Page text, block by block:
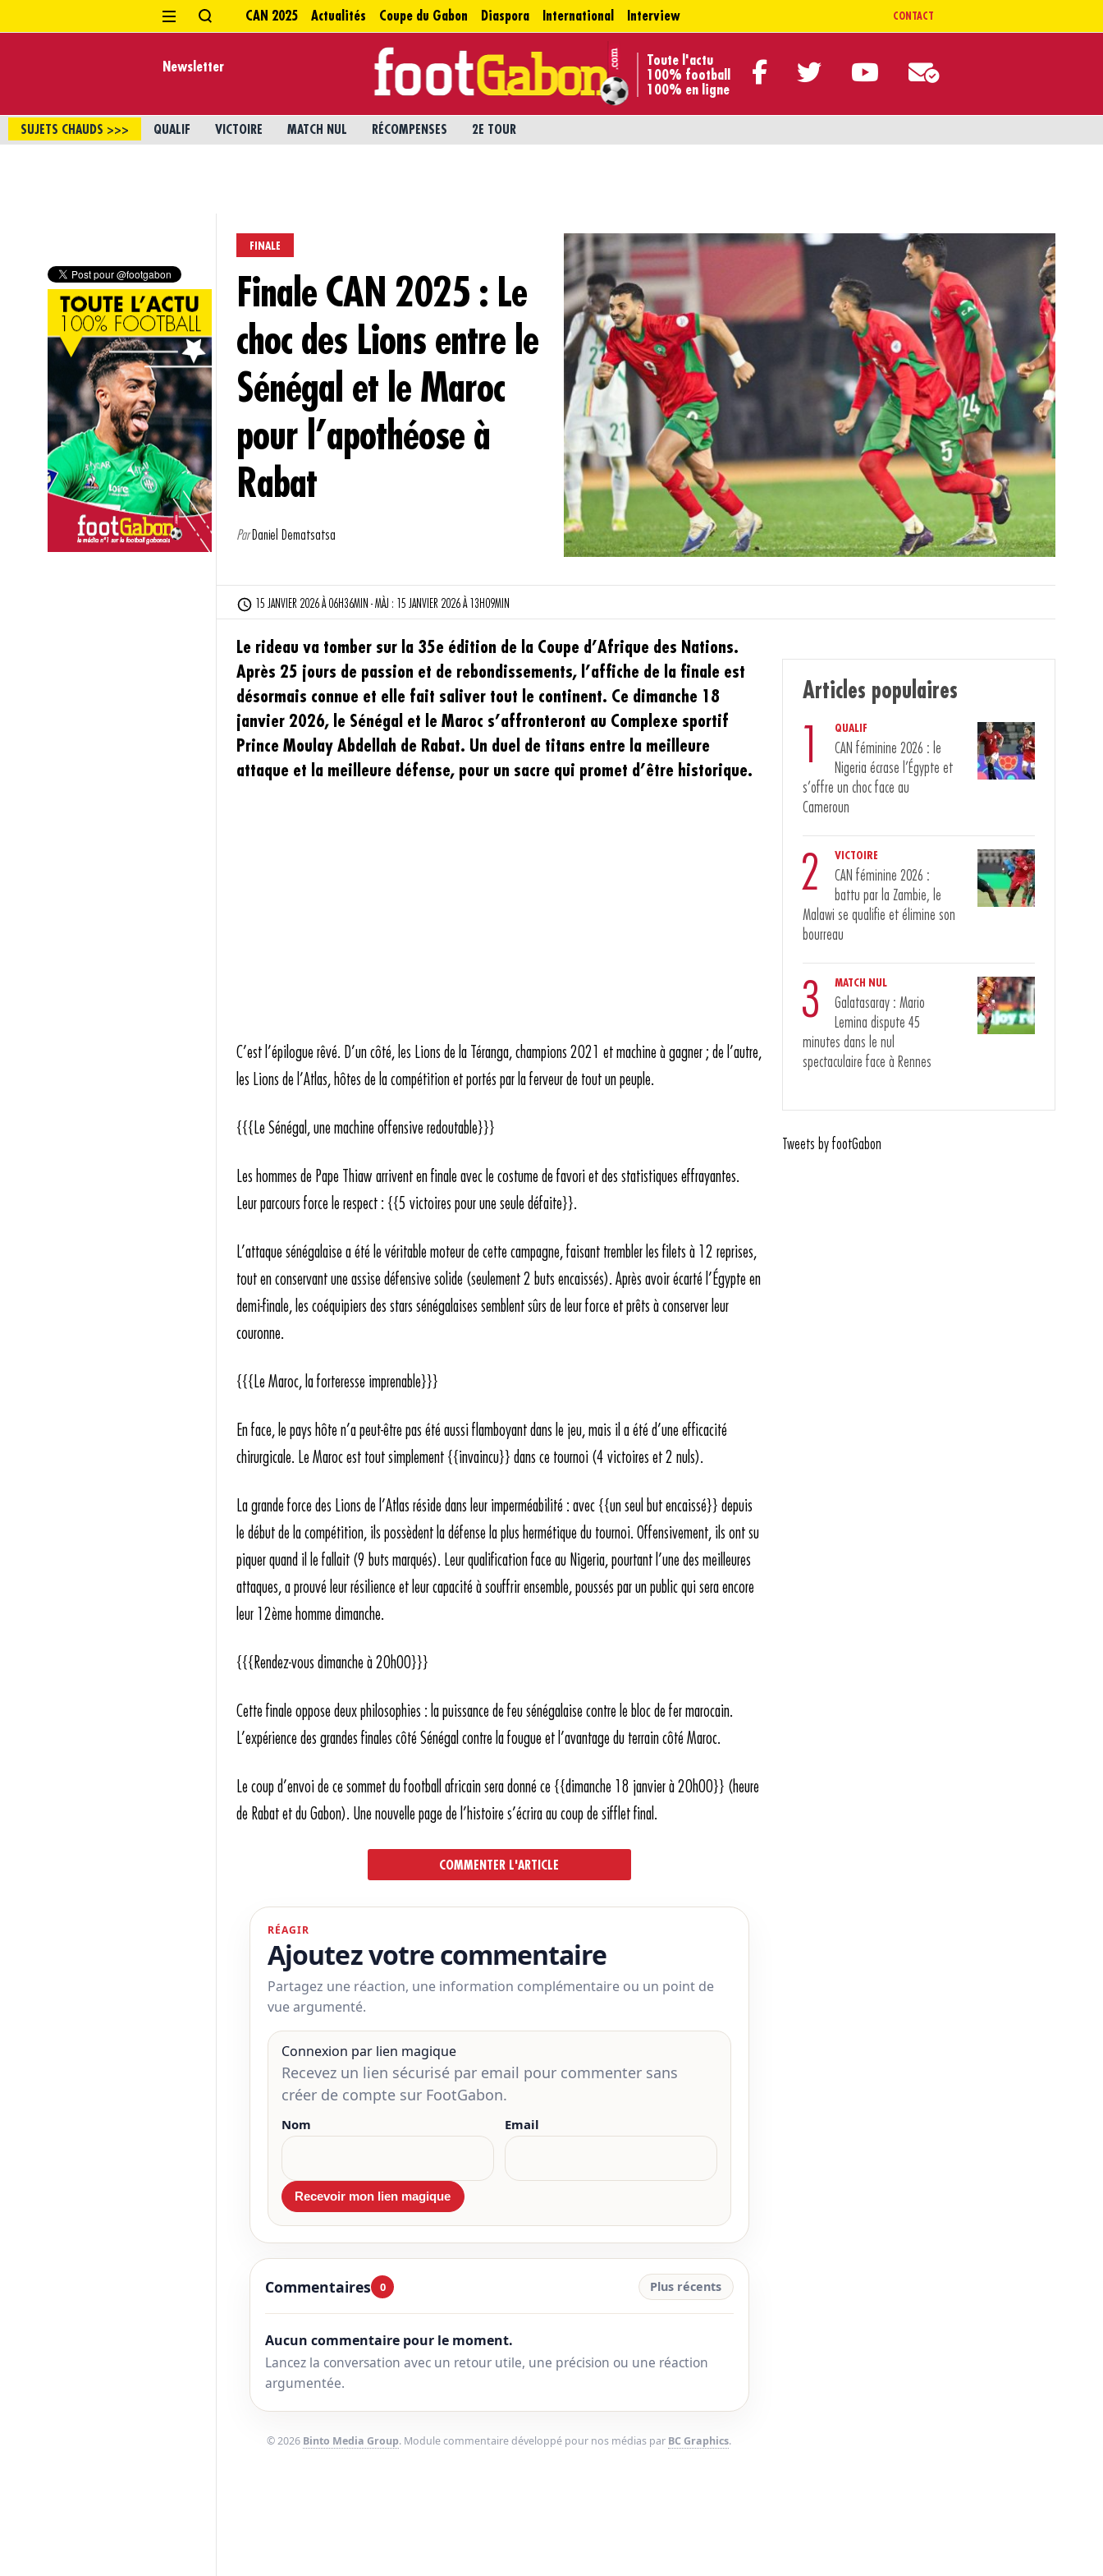
CAN 2025 Actualités Coupe du Gabon Diaspora International Interview CONTACT
Newsletter
Toute l'actu
100% football
100% en ligne
SUJETS CHAUDS >>> QUALIF VICTOIRE MATCH NUL RÉCOMPENSES 2E TOUR
FINALE
Finale CAN 2025 : Le
choc des Lions entre le
Sénégal et le Maroc
pour l’apothéose à
Rabat
Par Daniel Dematsatsa
15 JANVIER 2026 À 06H36MIN - MÀJ : 15 JANVIER 2026 À 13H09MIN
Le rideau va tomber sur la 35e édition de la Coupe d’Afrique des Nations.
Après 25 jours de passion et de rebondissements, l’affiche de la finale est
désormais connue et elle fait saliver tout le continent. Ce dimanche 18
janvier 2026, le Sénégal et le Maroc s’affronteront au Complexe sportif
Prince Moulay Abdellah de Rabat. Un duel de titans entre la meilleure
attaque et la meilleure défense, pour un sacre qui promet d’être historique.
C’est l’épilogue rêvé. D’un côté, les Lions de la Téranga, champions 2021 et machine à gagner ; de l’autre,
les Lions de l’Atlas, hôtes de la compétition et portés par la ferveur de tout un peuple.
{{{Le Sénégal, une machine offensive redoutable}}}
Les hommes de Pape Thiaw arrivent en finale avec le costume de favori et des statistiques effrayantes.
Leur parcours force le respect : {{5 victoires pour une seule défaite}}.
L’attaque sénégalaise a été le véritable moteur de cette campagne, faisant trembler les filets à 12 reprises,
tout en conservant une assise défensive solide (seulement 2 buts encaissés). Après avoir écarté l’Égypte en
demi-finale, les coéquipiers des stars sénégalaises semblent sûrs de leur force et prêts à conserver leur
couronne.
{{{Le Maroc, la forteresse imprenable}}}
En face, le pays hôte n’a peut-être pas été aussi flamboyant dans le jeu, mais il a été d’une efficacité
chirurgicale. Le Maroc est tout simplement {{invaincu}} dans ce tournoi (4 victoires et 2 nuls).
La grande force des Lions de l’Atlas réside dans leur imperméabilité : avec {{un seul but encaissé}} depuis
le début de la compétition, ils possèdent la défense la plus hermétique du tournoi. Offensivement, ils ont su
piquer quand il le fallait (9 buts marqués). Leur qualification face au Nigeria, pourtant l’une des meilleures
attaques, a prouvé leur résilience et leur capacité à souffrir ensemble, poussés par un public qui sera encore
leur 12ème homme dimanche.
{{{Rendez-vous dimanche à 20h00}}}
Cette finale oppose deux philosophies : la puissance de feu sénégalaise contre le bloc de fer marocain.
L’expérience des grandes finales côté Sénégal contre la fougue et l’avantage du terrain côté Maroc.
Le coup d’envoi de ce sommet du football africain sera donné ce {{dimanche 18 janvier à 20h00}} (heure
de Rabat et du Gabon). Une nouvelle page de l’histoire s’écrira au coup de sifflet final.
COMMENTER L'ARTICLE
RÉAGIR
Ajoutez votre commentaire
Partagez une réaction, une information complémentaire ou un point de
vue argumenté.
Connexion par lien magique
Recevez un lien sécurisé par email pour commenter sans
créer de compte sur FootGabon.
Nom Email
Commentaires 0 Plus récents
Aucun commentaire pour le moment.
Lancez la conversation avec un retour utile, une précision ou une réaction
argumentée.
© 2026 Binto Media Group. Module commentaire développé pour nos médias par BC Graphics.
Articles populaires
QUALIF
CAN féminine 2026 : le
Nigeria écrase l’Égypte et
s’offre un choc face au
Cameroun
2 VICTOIRE
CAN féminine 2026 :
battu par la Zambie, le
Malawi se qualifie et élimine son
bourreau
3 MATCH NUL
Galatasaray : Mario
Lemina dispute 45
minutes dans le nul
spectaculaire face à Rennes
Tweets by footGabon